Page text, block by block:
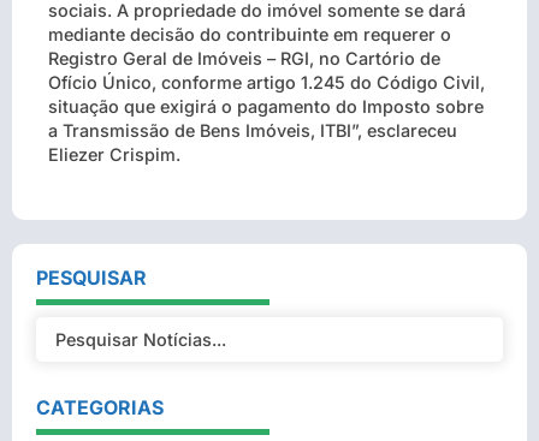
sociais. A propriedade do imóvel somente se dará
mediante decisão do contribuinte em requerer o
Registro Geral de Imóveis – RGI, no Cartório de
Ofício Único, conforme artigo 1.245 do Código Civil,
situação que exigirá o pagamento do Imposto sobre
a Transmissão de Bens Imóveis, ITBI”, esclareceu
Eliezer Crispim.
PESQUISAR
CATEGORIAS